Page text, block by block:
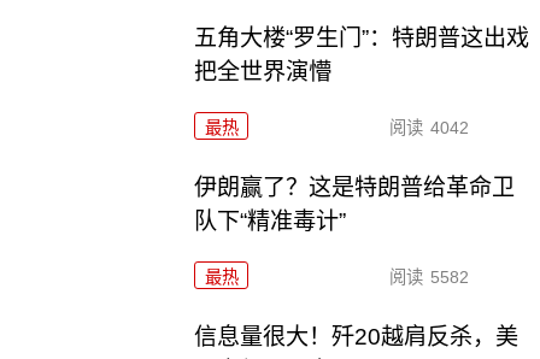
五角大楼“罗生门”：特朗普这出戏
把全世界演懵
最热 阅读 4042
伊朗赢了？这是特朗普给革命卫
队下“精准毒计”
最热 阅读 5582
信息量很大！歼20越肩反杀，美